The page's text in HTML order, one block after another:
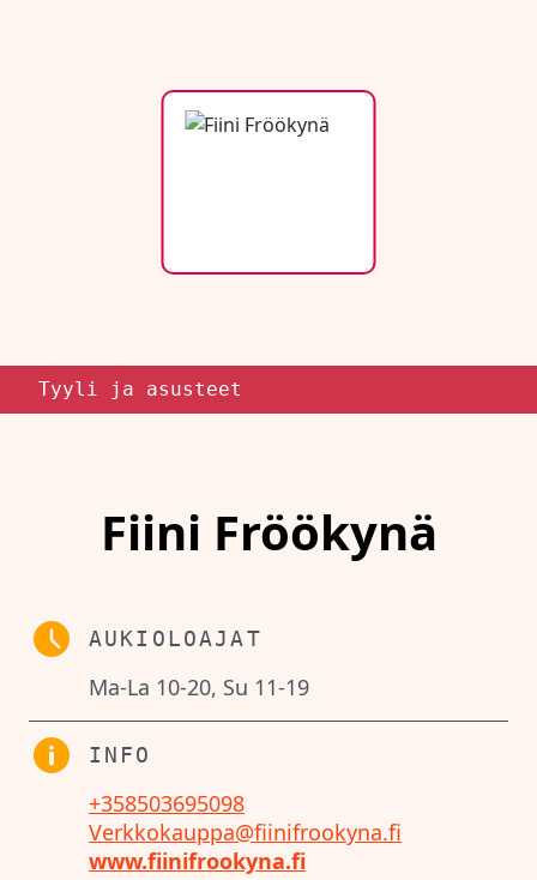
Tyyli ja asusteet
Fiini Fröökynä
AUKIOLOAJAT
Ma-La 10-20, Su 11-19
INFO
+358503695098
Verkkokauppa@fiinifrookyna.fi
www.fiinifrookyna.fi